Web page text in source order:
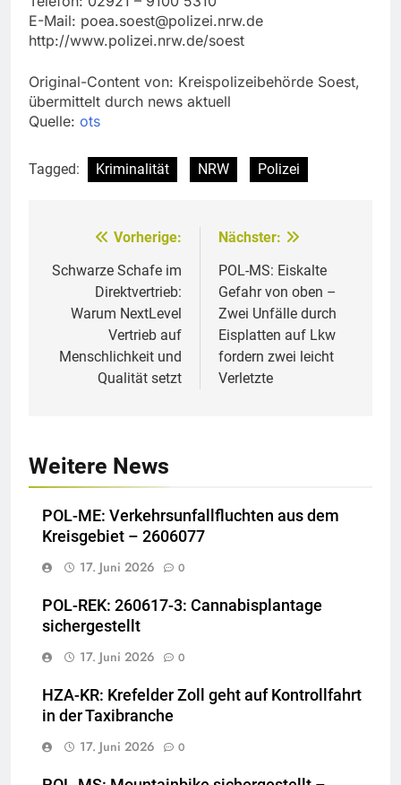
E-Mail: poea.soest@polizei.nrw.de
http://www.polizei.nrw.de/soest
Original-Content von: Kreispolizeibehörde Soest,
übermittelt durch news aktuell
Quelle: ots
Tagged: Kriminalität NRW Polizei
Beitragsnavigation
Vorherige:
Schwarze Schafe im
Direktvertrieb:
Warum NextLevel
Vertrieb auf
Menschlichkeit und
Qualität setzt
Nächster:
POL-MS: Eiskalte
Gefahr von oben –
Zwei Unfälle durch
Eisplatten auf Lkw
fordern zwei leicht
Verletzte
Weitere News
POL-ME: Verkehrsunfallfluchten aus dem
Kreisgebiet – 2606077
17. Juni 2026
0
POL-REK: 260617-3: Cannabisplantage
sichergestellt
17. Juni 2026
0
HZA-KR: Krefelder Zoll geht auf Kontrollfahrt
in der Taxibranche
17. Juni 2026
0